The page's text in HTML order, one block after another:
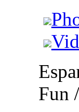
Fun /